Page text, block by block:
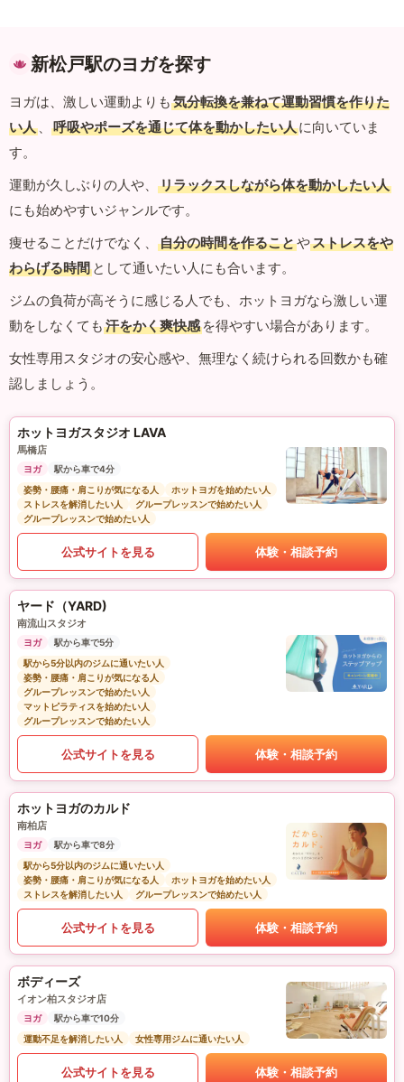
新松戸駅のヨガを探す
ヨガは、激しい運動よりも 気分転換を兼ねて運動習慣を作りた
い人 、 呼吸やポーズを通じて体を動かしたい人に向いていま
す。
運動が久しぶりの人や、
リラックスしながら体を動かしたい人
にも始めやすいジャンルです。
痩せることだけでなく、
自分の時間を作ることやストレスをや
わらげる時間 として通いたい人にも合います。
ジムの負荷が高そうに感じる人でも、ホットヨガなら激しい運
動をしなくても 汗をかく爽快感 を得やすい場合があります。
女性専用スタジオの安心感や、無理なく続けられる回数かも確
認しましょう。
ホットヨガスタジオ LAVA
馬橋店
ヨガ
駅から車で4分
姿勢・腰痛・肩こりが気になる人
ホットヨガを始めたい人
ストレスを解消したい人
グループレッスンで始めたい人
グループレッスンで始めたい人
公式サイトを見る 体験・相談予約
ヤード（YARD)
南流山スタジオ
ヨガ
駅から車で5分
駅から5分以内のジムに通いたい人
姿勢・腰痛・肩こりが気になる人
グループレッスンで始めたい人
マットピラティスを始めたい人
グループレッスンで始めたい人
公式サイトを見る 体験・相談予約
ホットヨガのカルド
南柏店
ヨガ
駅から車で8分
駅から5分以内のジムに通いたい人
姿勢・腰痛・肩こりが気になる人
ホットヨガを始めたい人
ストレスを解消したい人
グループレッスンで始めたい人
公式サイトを見る 体験・相談予約
ボディーズ
イオン柏スタジオ店
ヨガ
駅から車で10分
運動不足を解消したい人
女性専用ジムに通いたい人
公式サイトを見る 体験・相談予約